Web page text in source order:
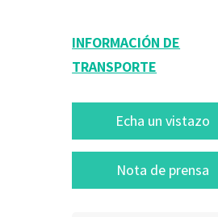
INFORMACIÓN DE
TRANSPORTE
Echa un vistazo
Nota de prensa